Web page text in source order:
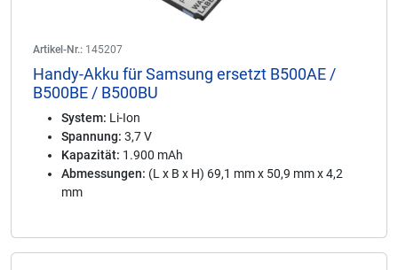
Artikel-Nr.: 145207
Handy-Akku für Samsung ersetzt B500AE /
B500BE / B500BU
System: Li-Ion
Spannung: 3,7 V
Kapazität: 1.900 mAh
Abmessungen: (L x B x H) 69,1 mm x 50,9 mm x 4,2
mm